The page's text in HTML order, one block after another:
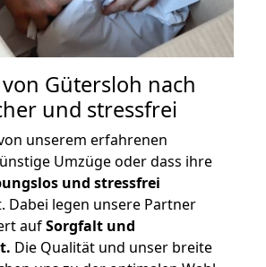
Gütersloh nach
und stressfrei
unserem erfahrenen
Umzüge oder dass ihre
und stressfrei
Dabei legen unsere Partner
aufSorgfalt und
Die Qualität und unser breite